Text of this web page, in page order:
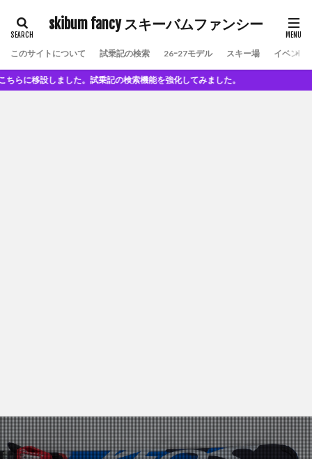
skibum fancy スキーバムファンシー
このサイトについて 試乗記の検索 26ｰ27モデル スキー場 イベント
しました。試乗記の検索機能を強化してみました。